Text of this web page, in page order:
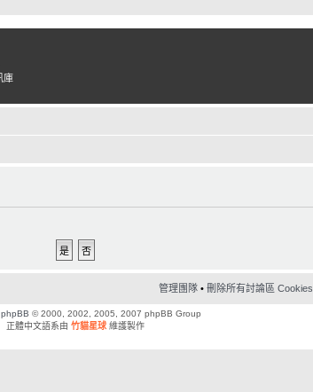
庫
管理團隊 •刪除所有討論區 Cookies
phpBB © 2000, 2002, 2005, 2007 phpBB Group
正體中文語系由竹貓星球 維護製作